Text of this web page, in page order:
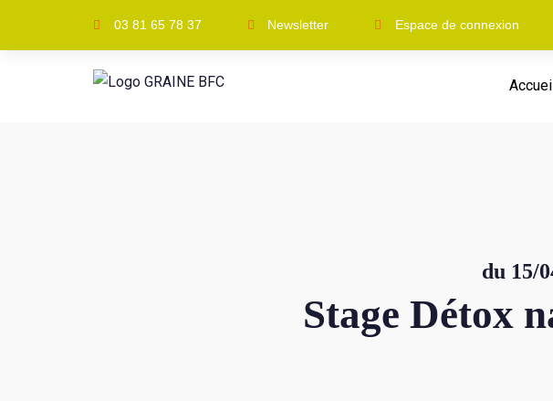
03 81 65 78 37 Newsletter Espace de connexion
Accueil
du 15/
Stage Détox